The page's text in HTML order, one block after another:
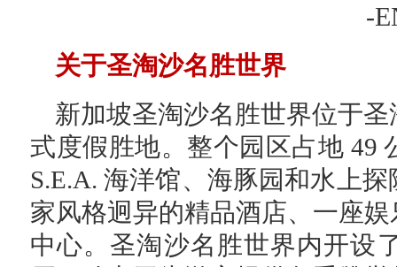
-
关于圣淘沙名胜世界
新加坡圣淘沙名胜世界位于
式度假胜地。整个园区占地 49
S.E.A. 海洋馆、海豚园和水上
家风格迥异的精品酒店、一座
中心。圣淘沙名胜世界内开设